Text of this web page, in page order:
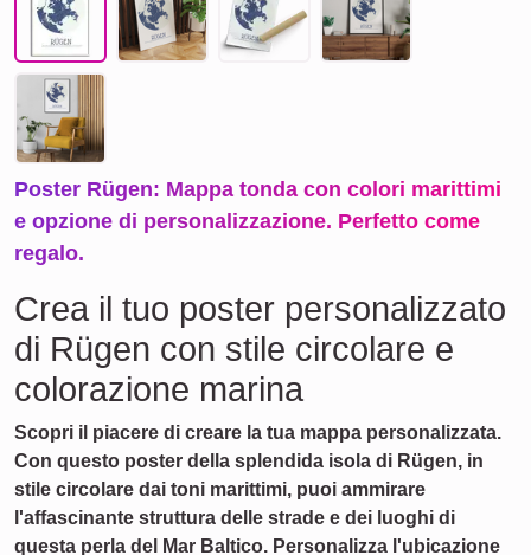
Poster Rügen: Mappa tonda con colori marittimi
e opzione di personalizzazione. Perfetto come
regalo.
Crea il tuo poster personalizzato
di Rügen con stile circolare e
colorazione marina
Scopri il piacere di creare la tua mappa personalizzata.
Con questo poster della splendida isola di Rügen, in
stile circolare dai toni marittimi, puoi ammirare
l'affascinante struttura delle strade e dei luoghi di
questa perla del Mar Baltico. Personalizza l'ubicazione